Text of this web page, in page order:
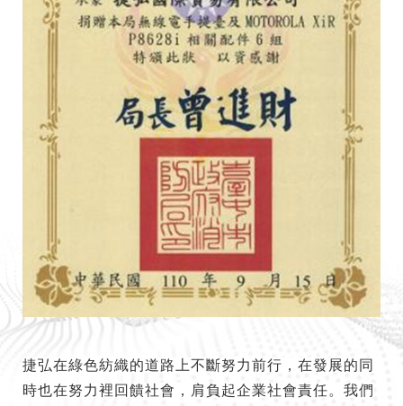
捷弘在綠色紡織的道路上不斷努力前行，在發展的同
時也在努力裡回饋社會，肩負起企業社會責任。我們